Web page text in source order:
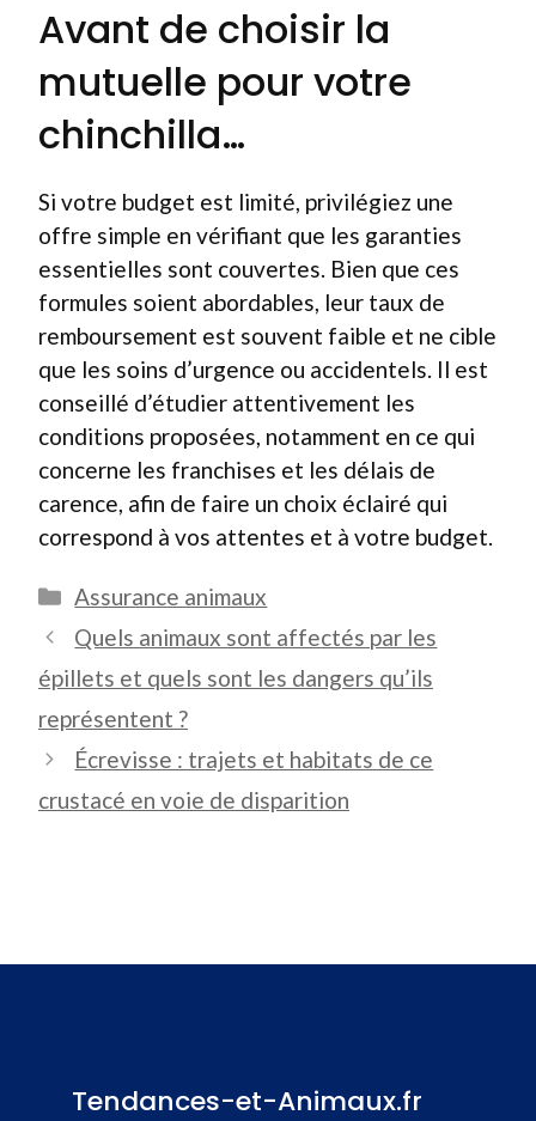
Avant de choisir la
mutuelle pour votre
chinchilla…
Si votre budget est limité, privilégiez une
offre simple en vérifiant que les garanties
essentielles sont couvertes. Bien que ces
formules soient abordables, leur taux de
remboursement est souvent faible et ne cible
que les soins d’urgence ou accidentels. Il est
conseillé d’étudier attentivement les
conditions proposées, notamment en ce qui
concerne les franchises et les délais de
carence, afin de faire un choix éclairé qui
correspond à vos attentes et à votre budget.
Catégories
Assurance animaux
Quels animaux sont affectés par les
épillets et quels sont les dangers qu’ils
représentent ?
Écrevisse : trajets et habitats de ce
crustacé en voie de disparition
Tendances-et-Animaux.fr